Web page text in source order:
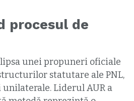
procesul de
lipsa unei propuneri oficiale
statutare ale PNL,
Liderul AUR a